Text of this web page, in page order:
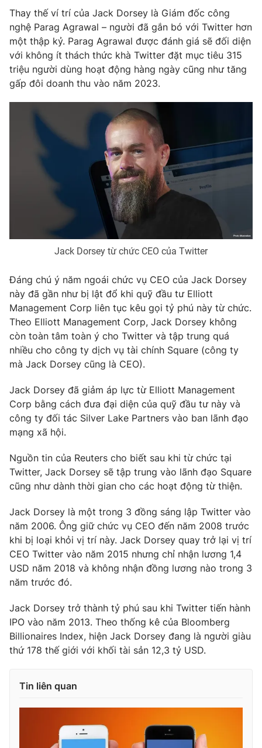
Nhân vật
Khán giả
Giải sao mai
Âm nhạc
Sao
Đời sống
Du lịch
Làm đẹp
Chất lượng cuộc sống
Giáo dục
Tuyển sinh
Học trực tuyến
Công nghệ
Hitech Công nghệ tương lai
Sản phẩm
Thị trường
Giao lưu trực tuyến
Lịch phát sóng
Emagazine Podcast
Photo Infographic
Video Shorts video
VTV Money VTV Thể thao
VTV Sức khoẻ Bất động sản
VTV4 Vươn mình bằng AI
Liên hệ tòa soạn English
THỜI BÁO VTV
Cơ quan chủ quản:
Đài Truyền hình Việt Nam
Cơ quan báo chí:Thời báo VTV
Tổng Biên tập: Vũ Thanh Thủy
Phó Tổng Biên tập:Nguyễn Thị Mỹ Hạnh, Phạm Quốc Thắng,
Tổng đài VTV:024.38 355 931 - 024.38 355 932
Thay thế ví trí của Jack Dorsey là Giám đốc công
nghệ Parag Agrawal – người đã gắn bó với Twitter hơn
một thập kỷ. Parag Agrawal được đánh giá sẽ đối diện
với không ít thách thức khà Twitter đặt mục tiêu 315
triệu người dùng hoạt động hàng ngày cũng như tăng
gấp đôi doanh thu vào năm 2023.
Jack Dorsey từ chức CEO của Twitter
Đáng chú ý năm ngoái chức vụ CEO của Jack Dorsey
này đã gần như bị lật đổ khi quỹ đầu tư Elliott
Management Corp liên tục kêu gọi tỷ phú này từ chức.
Theo Elliott Management Corp, Jack Dorsey không
còn toàn tâm toàn ý cho Twitter và tập trung quá
nhiều cho công ty dịch vụ tài chính Square (công ty
mà Jack Dorsey cũng là CEO).
Jack Dorsey đã giảm áp lực từ Elliott Management
Corp bằng cách đưa đại diện của quỹ đầu tư này và
công ty đối tác Silver Lake Partners vào ban lãnh đạo
mạng xã hội.
Nguồn tin của Reuters cho biết sau khi từ chức tại
Twitter, Jack Dorsey sẽ tập trung vào lãnh đạo Square
cũng như dành thời gian cho các hoạt động từ thiện.
Jack Dorsey là một trong 3 đồng sáng lập Twitter vào
năm 2006. Ông giữ chức vụ CEO đến năm 2008 trước
khi bị loại khỏi vị trí này. Jack Dorsey quay trở lại vị trí
CEO Twitter vào năm 2015 nhưng chỉ nhận lương 1,4
USD năm 2018 và không nhận đồng lương nào trong 3
năm trước đó.
Jack Dorsey trở thành tỷ phú sau khi Twitter tiến hành
IPO vào năm 2013. Theo thống kê của Bloomberg
Billionaires Index, hiện Jack Dorsey đang là người giàu
thứ 178 thế giới với khối tài sản 12,3 tỷ USD.
Tin liên quan